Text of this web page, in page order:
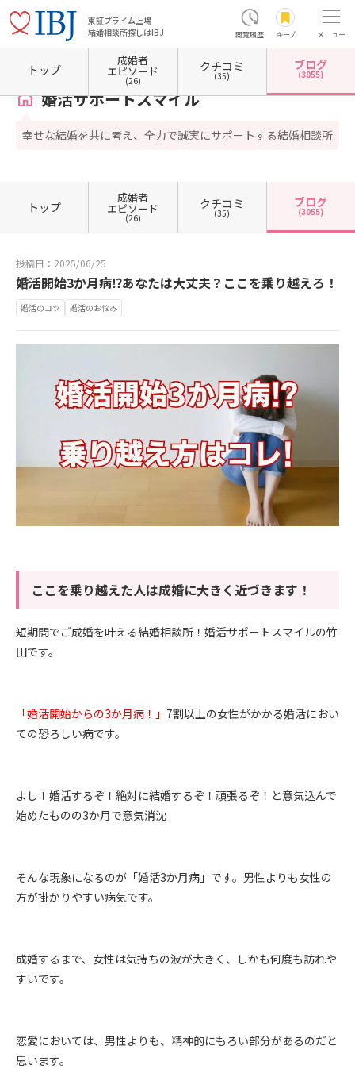
東証プライム上場
結婚相談所探しはIBJ
閲覧履歴 キープ メニュー
ホーム 奈良県の結婚相談所 婚活サポートスマイル カウンセラーブログ一覧 カウンセ
婚活サポートスマイル
幸せな結婚を共に考え、全力で誠実にサポートする結婚相談所
トップ
成婚者
エピソード
(26)
クチコミ
(35)
ブログ
(3055)
トップ
成婚者
エピソード
(26)
クチコミ
(35)
ブログ
(3055)
投稿日：2025/06/25
婚活開始3か月病⁉あなたは大丈夫？ここを乗り越えろ！
婚活のコツ 婚活のお悩み
ここを乗り越えた人は成婚に大きく近づきます！
短期間でご成婚を叶える結婚相談所！婚活サポートスマイルの竹
田です。
「婚活開始からの3か月病！」 7割以上の女性がかかる婚活におい
ての恐ろしい病です。
よし！婚活するぞ！絶対に結婚するぞ！頑張るぞ！と意気込んで
始めたものの3か月で意気消沈
そんな現象になるのが「婚活3か月病」です。男性よりも女性の
方が掛かりやすい病気です。
成婚するまで、女性は気持ちの波が大きく、しかも何度も訪れや
すいです。
恋愛においては、男性よりも、精神的にもろい部分があるのだと
思います。